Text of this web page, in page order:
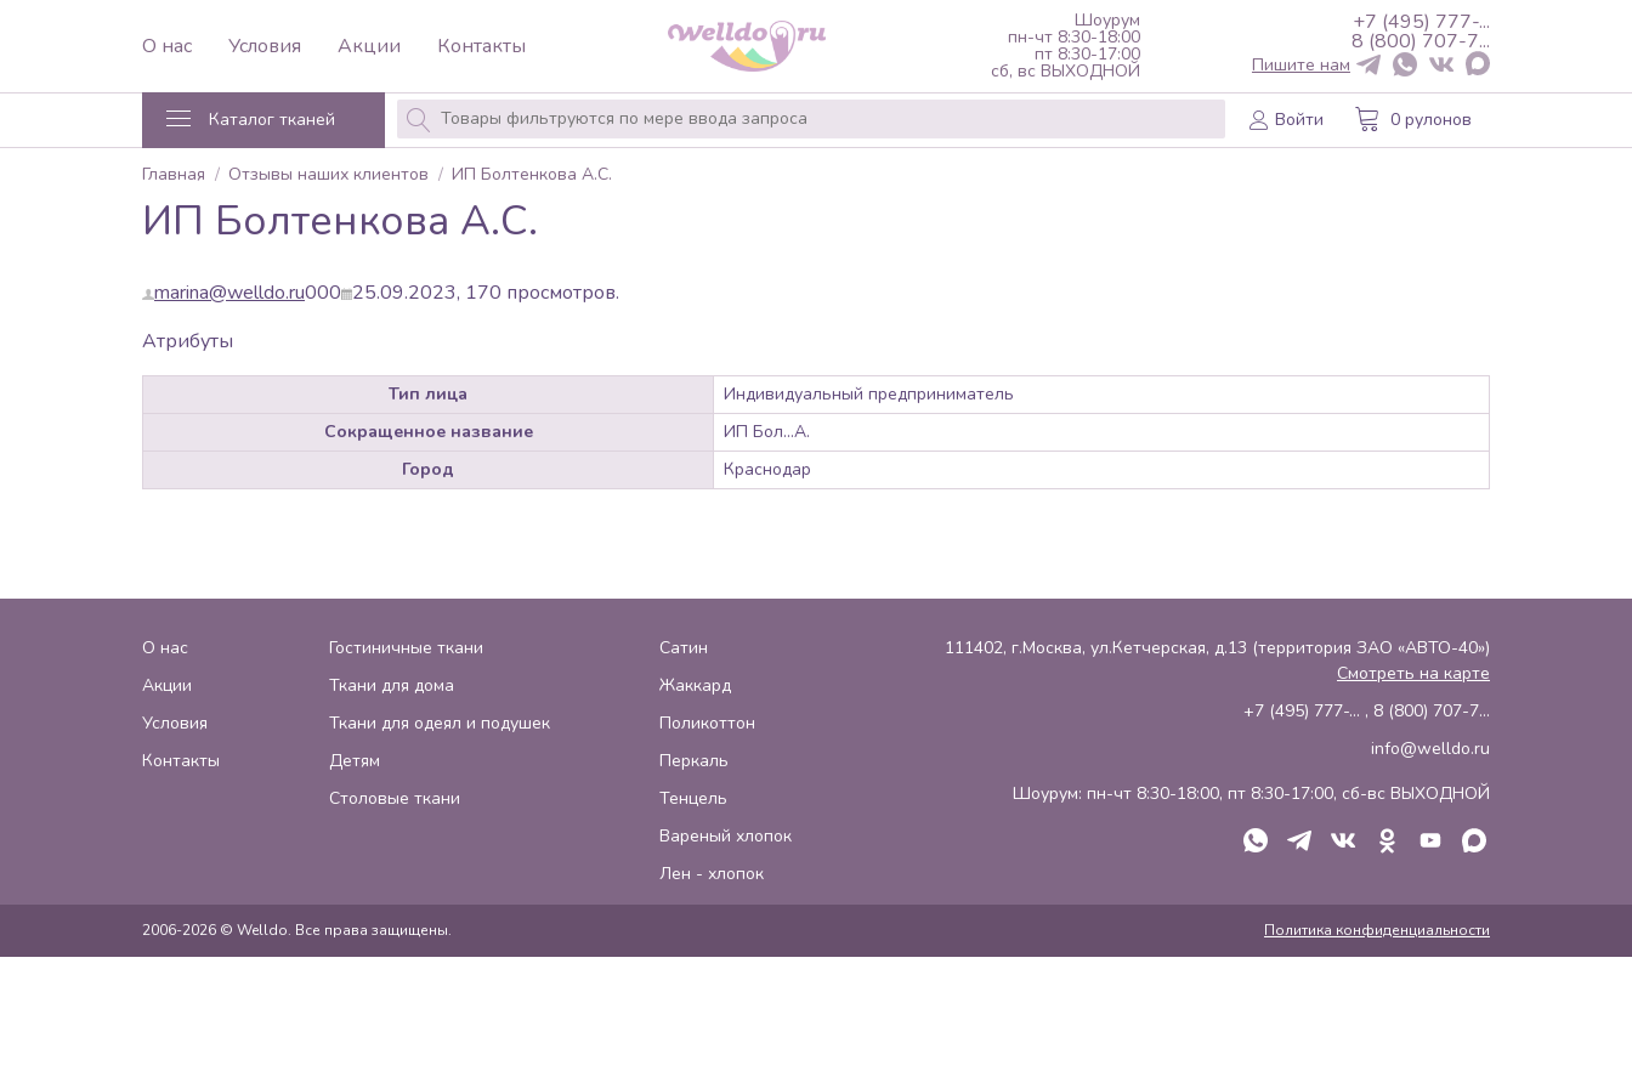
О нас Условия Акции Контакты
Шоурум
пн-чт 8:30-18:00
пт 8:30-17:00
сб, вс ВЫХОДНОЙ
+7 (495) 777-...
8 (800) 707-7...
Пишите нам
Каталог тканей Войти 0 рулонов
Главная Отзывы наших клиентов ИП Болтенкова А.С.
ИП Болтенкова А.С.
marina@welldo.ru000 25.09.2023, 170 просмотров.
Атрибуты
Тип лица
Индивидуальный предприниматель
Сокращенное название
ИП Бол...А.
Город
Краснодар
О нас
Акции
Условия
Контакты
Гостиничные ткани
Ткани для дома
Ткани для одеял и подушек
Детям
Столовые ткани
Сатин
Жаккард
Поликоттон
Перкаль
Тенцель
Вареный хлопок
Лен - хлопок
111402, г.Москва, ул.Кетчерская, д.13 (территория ЗАО «АВТО-40»)
Смотреть на карте
+7 (495) 777-... , 8 (800) 707-7...
info@welldo.ru
Шоурум: пн-чт 8:30-18:00, пт 8:30-17:00, сб-вс ВЫХОДНОЙ
2006-2026 © Welldo. Все права защищены. Политика конфиденциальности